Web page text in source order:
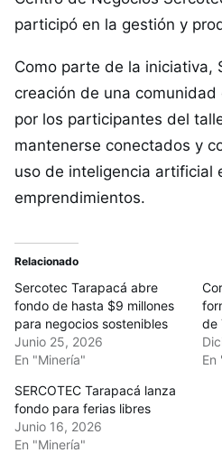
participó en la gestión y
Como parte de la iniciativa,
creación de una
por los participantes del
mantenerse conectados y
uso de inteligencia artificial
emprendimientos.
Relacionado
Sercotec Tarapacá abre
fondo de hasta $9 millones
para negocios sostenibles
Junio 25, 2026
En "Minería"
de
En
SERCOTEC Tarapacá lanza
fondo para ferias libres
Junio 16, 2026
En "Minería"